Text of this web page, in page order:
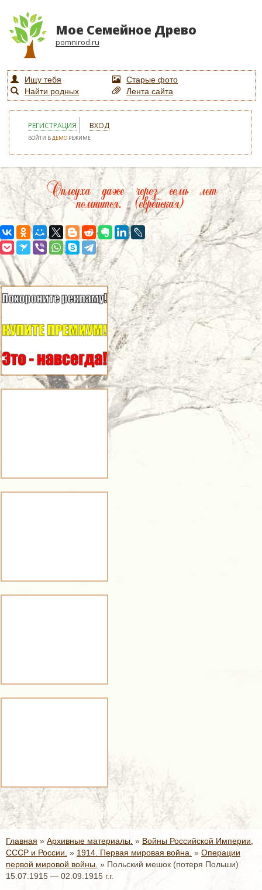
Мое Семейное Древо
pomnirod.ru
Ищу тебя
Старые фото
Найти родных
Лента сайта
РЕГИСТРАЦИЯ ВХОД
ВОЙТИ ВДЕМО РЕЖИМЕ
Оплеуха даже через семь лет
помнится. (еврейская)
Главная » Архивные материалы. » Войны Российской Империи,
СССР и России. » 1914. Первая мировая война. » Операции
первой мировой войны. » Польский мешок (потеря Польши)
15.07.1915 — 02.09.1915 г.г.